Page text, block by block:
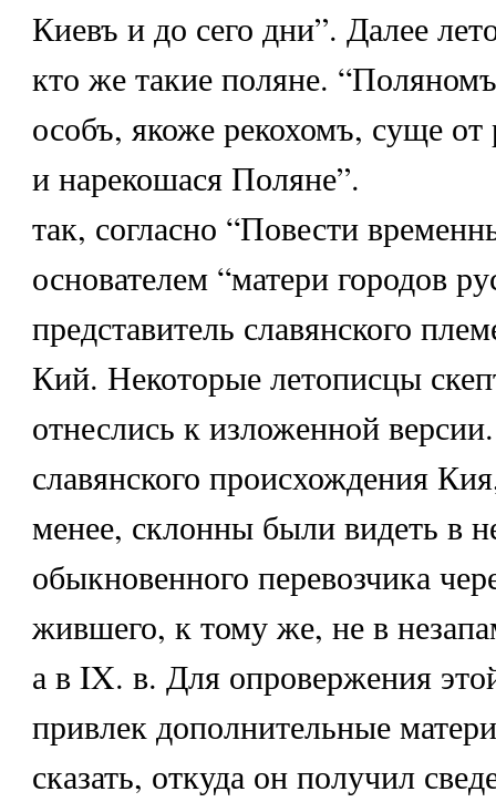
Киевъ и до сего дни”. Далее
кто же такие поляне.
особъ, якоже рекохомъ, суще от
и нарекошася Поляне”.
так, согласно “Повести
основателем “матери городов
представитель славянского
Кий. Некоторые летописцы
отнеслись к изложенной
славянского происхождения
менее, склонны были видеть в
обыкновенного перевозчика
жившего, к тому же, не в
а в IX. в. Для опровержения
привлек дополнительные
сказать, откуда он получил